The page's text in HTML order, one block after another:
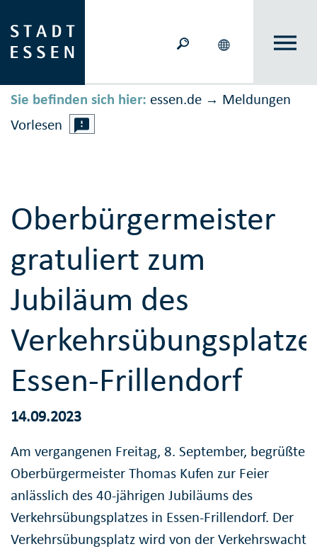
Sie befinden sich hier: essen.de → Meldungen
Vorlesen
Oberbürgermeister
gratuliert zum
Jubiläum des
Essen-Frillendorf
14.09.2023
Am vergangenen Freitag, 8. September, begrüßte
Oberbürgermeister Thomas Kufen zur Feier
anlässlich des 40-jährigen Jubiläums des
Verkehrsübungsplatzes in Essen-Frillendorf. Der
Verkehrsübungsplatz wird von der Verkehrswacht